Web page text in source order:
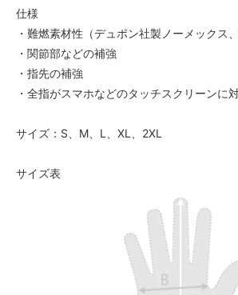
仕様
・難燃素材性（デュポン社製ノーメックス、
・関節部などの補強
・指先の補強
・全指がスマホなどのタッチスクリーンに
サイズ：S、M、L、XL、2XL
サイズ表